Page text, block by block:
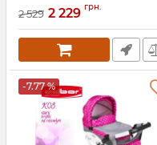
з кошиком
Артикул:7600254124
2 529 2 229 грн.
-7.77 %